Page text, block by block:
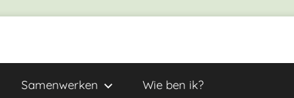
Samenwerken Wie ben ik?